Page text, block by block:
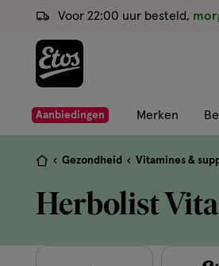
ga
de
hoofd
ga
naar
de
ga
naar
footer
Voor 22:00 uur besteld,
Aanbiedingen Merken
Je
hier:
Gezondheid Vitamines &
Herbolist